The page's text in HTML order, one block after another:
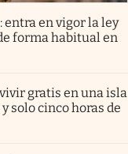
en vigor la ley
forma habitual en
gratis en una isla
solo cinco horas de